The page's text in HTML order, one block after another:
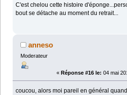
C'est chelou cette histoire
bout se détache au moment du retrait...
anneso
Moderateur
« Réponse #16 le: 04 mai
coucou, alors moi pareil en général